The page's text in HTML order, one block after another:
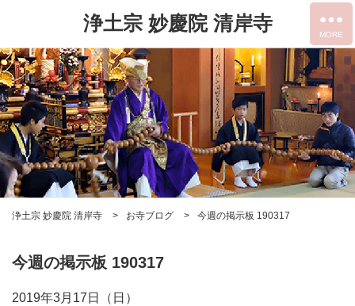
浄土宗 妙慶院 清岸寺
浄土宗 妙慶院 清岸寺 お寺ブログ 今週の掲示板 190317
今週の掲示板 190317
2019年3月17日（日）